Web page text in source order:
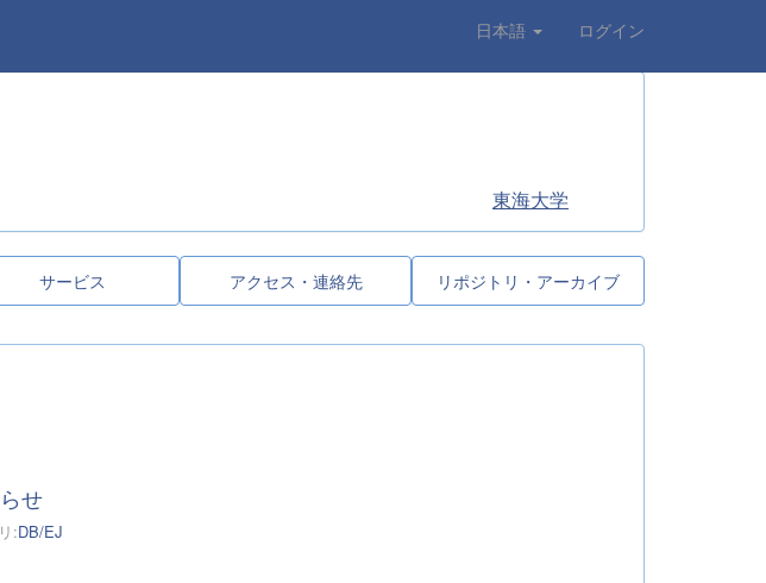
日本語 ログイン
東海大学
サービス アクセス・連絡先 リポジトリ・アーカイブ
せ
:DB/EJ